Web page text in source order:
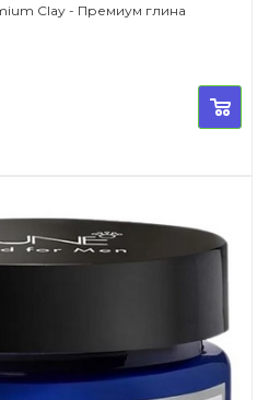
Clay - Премиум глина